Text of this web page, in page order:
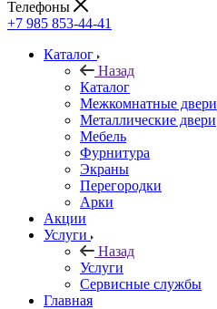
Телефоны
+7 985 853-44-41
Каталог
Назад
Каталог
Межкомнатные двери
Металлические двери
Мебель
Фурнитура
Экраны
Перегородки
Арки
Акции
Услуги
Назад
Услуги
Сервисные службы
Главная